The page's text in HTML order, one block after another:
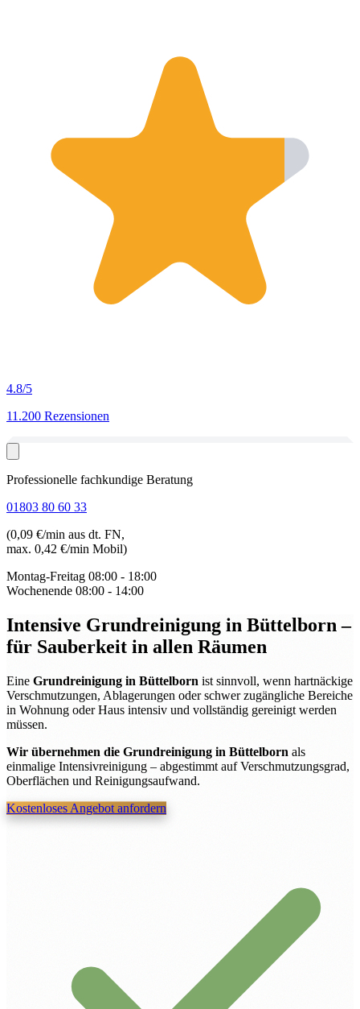
4.8/5
11.200 Rezensionen
Professionelle fachkundige Beratung
01803 80 60 33
(0,09 €/min aus dt. FN,
max. 0,42 €/min Mobil)
Montag-Freitag 08:00 - 18:00
Wochenende 08:00 - 14:00
Intensive Grundreinigung in Büttelborn–
für Sauberkeit in allen Räumen
Eine Grundreinigung in Büttelborn ist sinnvoll, wenn hartnäckige
Verschmutzungen, Ablagerungen oder schwer zugängliche Bereiche
in Wohnung oder Haus intensiv und vollständig gereinigt werden
müssen.
Wir übernehmen die Grundreinigung in Büttelborn als
einmalige Intensivreinigung – abgestimmt auf Verschmutzungsgrad,
Oberflächen und Reinigungsaufwand.
Kostenloses Angebot anfordern